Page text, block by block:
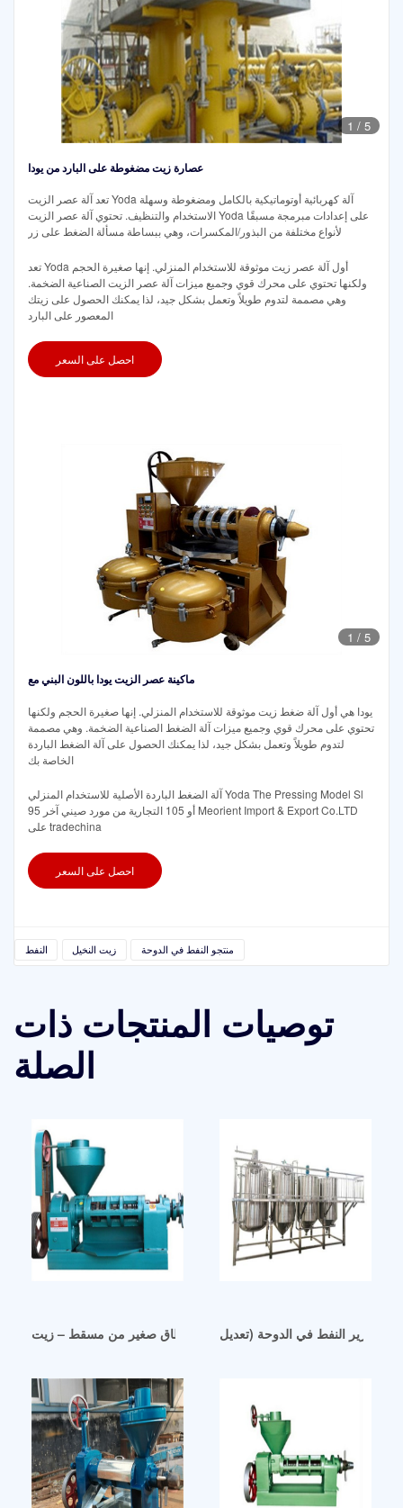
1 / 5
عصارة زيت مضغوطة على البارد من يودا
تعد آلة عصر الزيت Yoda آلة كهربائية أوتوماتيكية بالكامل ومضغوطة وسهلة
الاستخدام والتنظيف. تحتوي آلة عصر الزيت Yoda على إعدادات مبرمجة مسبقًا
لأنواع مختلفة من البذور/المكسرات، وهي ببساطة مسألة الضغط على زر
تعد Yoda أول آلة عصر زيت موثوقة للاستخدام المنزلي. إنها صغيرة الحجم
ولكنها تحتوي على محرك قوي وجميع ميزات آلة عصر الزيت الصناعية الضخمة.
وهي مصممة لتدوم طويلاً وتعمل بشكل جيد، لذا يمكنك الحصول على زيتك
المعصور على البارد
احصل على السعر
1 / 5
ماكينة عصر الزيت يودا باللون البني مع
يودا هي أول آلة ضغط زيت موثوقة للاستخدام المنزلي. إنها صغيرة الحجم ولكنها
تحتوي على محرك قوي وجميع ميزات آلة الضغط الصناعية الضخمة. وهي مصممة
لتدوم طويلاً وتعمل بشكل جيد، لذا يمكنك الحصول على آلة الضغط الباردة
الخاصة بك
آلة الضغط الباردة الأصلية للاستخدام المنزلي Yoda The Pressing Model Sl
95 أو 105 التجارية من مورد صيني آخر Meorient Import & Export Co.LTD
على tradechina
احصل على السعر
النفط زيت النخيل منتجو النفط في الدوحة
توصيات المنتجات ذات
الصلة
آلة طرد الزيوت الصالحة للأكل على نطاق صغير من مسقط – زيت